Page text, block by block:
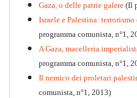
Per la difesa
Gaza, o delle patrie galere (Il
Israele e Palestina:
programma comunista, n°1,
A Gaza, macelleria
programma comunista, n°1,
Il nemico dei proletari
comunista, n°1, 2013)